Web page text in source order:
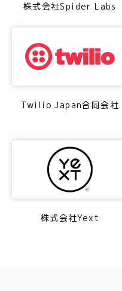
株式会社Spider Labs
Twilio Japan合同会社
株式会社Yext